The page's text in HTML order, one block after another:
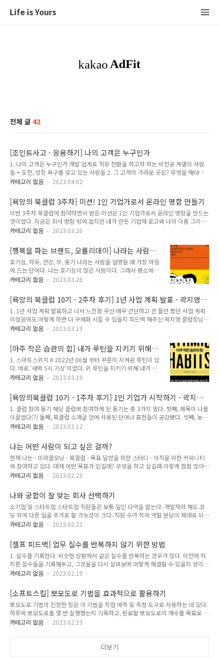
Life is Yours
전체 글 42
[조인트사고 - 응용하기] 나의 고객은 누구인가
1. 나의 고객은 누구인가 개발 업계로 직무 전환을 하고자 하는 비전공 계열의 사람
들 + 도전, 성장 욕구를 갖고 있는 사람들 2. 그 고객의 가려운 곳은? 무엇을 해야할
지 정확히 알지 못함에서 오는 불안감 3. 나의 고객에게 감동을 줄 서비스는? 1. 고객
서비스 2. 개발 업계로 들어가기 위한 준비를 하고 있는 사람들끼리의 오프라인 네트
워킹 모임 주도
카테고리 없음 2023.04.02
[욕망의 북클럽 3주차] 미션! 1인 기업가로서 온라인 명함 만들기
이번 3주차 북클럽에 참여하면서 받은 미션은 1인 기업가로서 온라인 명함을 만드는
것이었다. 지금은 회사 명함 밖에 없지만 내가 만든 기업체 로고와 나의 이름 그리고
붙은 대표직까지.. 상상만해도 기분이 좋았다. 나는 어떤 기업을 이끌어나가는 대표
없어서 쉽게 떠오르진 않는다. 앞의 물음에 답하기에 앞서 나는 어떤 커리어를 쌓는
개발자가 되고 싶은지 부터 생각을 해봐야 겠다. 나는 어떤 개발자가 되고 싶은 걸까?
다른 사람들에게 도움이 되고 싶다. 어떻게? 기술적인 해결책을 제공해줄 수도 있고
나처럼 개발자의 길을 가려고 하는 사람들에게 하나의 이정표가 되어줄 수도 있다.
혹은 개발자로서의 길을 걷는 사람들에게 기술 뿐만이 아..
카테고리 없음 2023.03.26
[행복을 파는 브랜드, 오롤리데이] 나라는 사람을
말해주는 단어는?
호기심, 자유, 건강, 부, 용기 나라는 사람을 설명할 때 가장 마음
에 드는 단어다. 나는 호기심이 많은 사람이다. 그래서 평소에도
생각이 많고 혼자서 상상의 나래를 펼치는 경우가 많다. 나는 나
재는 내가 갖고 있는 부정적인 마인드셋에 나 자신을 억압하고
있지만 느리더라도 꾸준히 긍정적인 마인드셋을 갖추기 위해 긍
정적인 사람들을 계속 만날 것이다. 현재는 회사를 다니면서 월
급을 받고 있지만 아무리 늦더라도 6년 안에 회사로부터 독립하
여 1인 기업가로서 발돋음하려는 목표를 갖고 있다. 나는 건강한
강도 포함한다. 나는 경제적 자유를 목표로 하고 있다. 내가 하고
자 하는 일이 경제적..
카테고리 없음 2023.03.26
[욕망의 북클럽 10기 - 2주차 후기] 1년 사업 계획 발표 - 곽지영
클럽장님
1. 1년 사업 계획 발표하고 나서 느낀점 우선 매우 간단하고 큰 틀만 짰던 사업 계획
이었음에도 어떻게 하면 더 구체화 시킬 수 있을지 피드백 해주신 곽지영 클럽장님께
너무 감사했다. 스스로 발표를 하면서도 '너무 부족한데..' 라는 마음이 들어서 속으로
하게 알려주셨기에 앞으로 내가 무엇을 해야 하는지에 대한 방향성을 잡을 수 있었
다. 확실히 나보다 앞서 경험을 하셨기에 내가 생각했던 것보다 더 앞선 큰 그림을 잡
아주셨다. 그리고 함께 참여한 클럽원 분들 또한 자신들의 경험을 아낌없이 알려주시
니 더없이 든든하고 의미있는 시간을 보낼 수 있었다. 2. 보완해야할 점 1. 이미 하고
있는 사람들이 내가 하고자 하는 일을 어떻게 ..
카테고리 없음 2023.03.19
[아주 작은 습관의 힘] 내가 루틴을 지키기 위해
사용한 도구들
1. 스마트스위치 # 2022년 06월 부터 꾸준히 지켜온 루틴이 있
다. 바로 '새벽 5시 기상'이었다. 위 루틴을 지키기 위해 내가 사
용한 방법은 스마트스위치를 설치한 것이었다. 그러나 처음부터
'일어날 수 밖에 없는 환경'에 나를 놓이게 했다. 그렇지만 사람
은 적응의 동물이라 했던가.. 6개월 정도 지나니 모임에 참여하
는 것도 효과가 떨어지기 시작했다.. 그래서 모임에 참여하지 못
하는 날도 점점 늘어나기 시작했다. 그래서 내린 특단의 조치.
'일어날 수 밖에 없는 환경' > 밝은 곳에서 잠을 못자는 나를 공
셋팅해놨다. 효과는 바로 나타났다. 덕분에 5시에 눈이 떠질 수
밖에 없었다..
카테고리 없음 2023.03.19
[욕망의북클럽 10기 - 1주차 후기] 1인 기업가 시작하기 - 곽지영
클럽장님
1. 클럽 참여 동기 해당 클럽에 참여하게 된 동기는 총 3가지 였다. 첫째, 제목이 나를
이끌었다(?) 둘째, 북클럽 소개글 안에 사용된 단어나 표현들이 공감됐다. 셋째, 늦어
도 2030년 전까지는 1인 기업가로 독립하고자 하는 계획을 갖고 있었다. 언젠가 회
띄었다. 더욱이 '회사에서 나와야지', '독립해서 경제적 자유 얻어야지' 이렇게 추상적
인 생각만 하고 있었는데 '1인 기업가'라는 단어가 이런 생각들을 더욱 선명하게 만
들어줬고 이에 이끌려 클릭하게 됐다. 그리고 소개글을 읽으면서 내가 회사를 다니면
서 했던 생각들, 질문들이 고스란히 적혀있어서 공감이 많이 됐었다. 나 또한 블로그
의 중요성을 이해하고 있었던 터라 중..
카테고리 없음 2023.03.12
나는 어떤 사람이 되고 싶은 걸까?
현재 나는 - 미라클모닝 - 북클럽 - 목표 달성을 위한 스터디 - 이직을 위한 커뮤니티
에 참여하고 있다. 대체 어떤 목표가 있길래? 무엇을 하고 싶길래 이렇게 점점 많아지
지? 문득 의문이 들었다. 그래서 정리해 보는 글. 나는 어떤 사람이 되고 싶은 걸까 -
몸무게는 줄여보자.. 52kg 까지! - 재정적 : 자본 소득으로부터 생활비가 충당될 수
있는 수준 - 영적 : 다른 이들에게 선한 영향력을 줄 수 있는 사람 - 지적 : 기술의 한계
가 있음에도 다른 이들의 불편함을 1%라도 편하게 해줄 수 있는 개발자 위 목표를
이루기 위한 방법들을 구체화하면서 배울 점이 있는 사람들을 찾아다니는 적극성과
실행력을 ..
카테고리 없음 2023.02.23
나와 궁합이 잘 맞는 회사 선택하기
소기업 및 스타트업 스타트업 직원들은 보통 일인 다역을 맡는다. 개발자라 해도 코
딩 외에 다른 일을 추가로 할 가능성이 크다. 직원 수가 적어 역할 분담이 제대로 되지
않으므로 여러 일을 해야 한다. 코딩하려고 들어간 회사에서 서버 구축이나 테스트까
넘치는 분위기와 도전을 좋아하는 사람이라면 큰 호감을 느낄 것이다. 중견기업 중견
기업은 소기업에 비해 역할 분담이 잘 되어 있고 안정성이 높다. 때로 중견 기업이 대
기업보다 더 안정적인 경우도 있다. 대기업에서는 대규모 인원 감축, 조직 정비가 주
기적으로 일어나기 때문이다. 그래서 안정성이 중요한 사람에게는 아마 중견 기업이
가장 잘 맞을 것이다. 대기업 대기업의 큰 특징으..
카테고리 없음 2023.02.22
[셀프 피드백] 업무 실수를 반복하지 않기 위한 방법
1. 실수를 기록한다. 비슷한 상황에서 같은 실수를 반복하는 경우가 많다. 이전에 저
지른 실수들을 기록해두고, 그것들을 다시 살펴보며 어떻게 해결할 수 있을지 생각한
다. == 실제로 적용한 점 == 나는 항상 A5 크기의 노트를 들고다닌다. 오전 미팅이나
계획을 세우면, 실수를 방지할 수 있다. 예를 들어, 새로운 작업을 시작하기 전에 계획
을 세우고, 그 계획을 따르는 것이 도움이 될 수 있다. == 실제로 적용한 점 == 고객
사에 나가기 전에 항상 작업 계획서를 작성한다. 상사와 간단한 리뷰를 하면서 어떻
게 작업할 것인지 그리고 놓친 부분은 없는지 체크한다. 3. 문제 상황에서 잠깐 멈추
기 문제 상황에서 급하게 움직..
카테고리 없음 2023.02.19
[소프트스킬] 뽀모도로 기법을 효과적으로 활용하기
뽀모도로 기법의 진정한 힘은 이 기법을 작업 예측 및 측정 도구로 사용하는 데 있다.
하루에 뽀모도로를 몇 번 실행했는지 기록하고, 완료할 뽀모도로의 개수를 목표로 설
정하면 스스로 하루에 얼마나 열심히 일하는지, 얼마나 많은 일을 처리할 수 있는지
도 항상 느끼는 감정으로 절대로 쉬면 안 될 것 같았다. 이문제는 하루에 해낼 수 있는
카테고리 없음 2023.02.19
더보기